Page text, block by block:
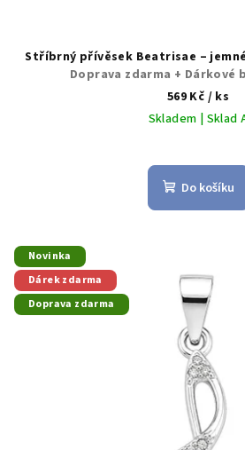
Stříbrný přívěsek Beatrisae –
Doprava zdarma + Dárkové
569 Kč / ks
Skladem | Sklad
Do košíku
Novinka
Dárek zdarma
Doprava zdarma